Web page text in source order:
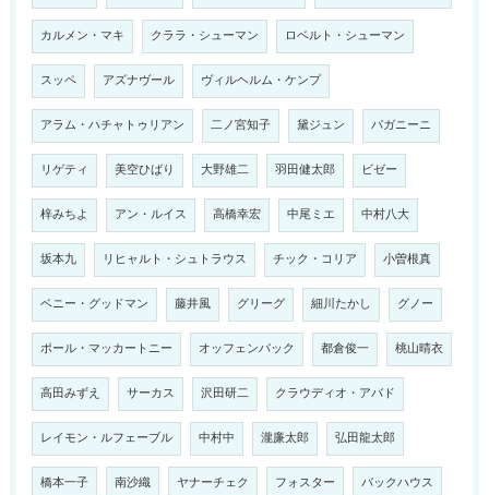
カルメン・マキ クララ・シューマン ロベルト・シューマン
スッペ アズナヴール ヴィルヘルム・ケンプ
アラム・ハチャトゥリアン 二ノ宮知子 黛ジュン パガニーニ
リゲティ 美空ひばり 大野雄二 羽田健太郎 ビゼー
梓みちよ アン・ルイス 高橋幸宏 中尾ミエ 中村八大
坂本九 リヒャルト・シュトラウス チック・コリア 小曽根真
ベニー・グッドマン 藤井風 グリーグ 細川たかし グノー
ポール・マッカートニー オッフェンバック 都倉俊一 桃山晴衣
高田みずえ サーカス 沢田研二 クラウディオ・アバド
レイモン・ルフェーブル 中村中 瀧廉太郎 弘田龍太郎
橋本一子 南沙織 ヤナーチェク フォスター バックハウス